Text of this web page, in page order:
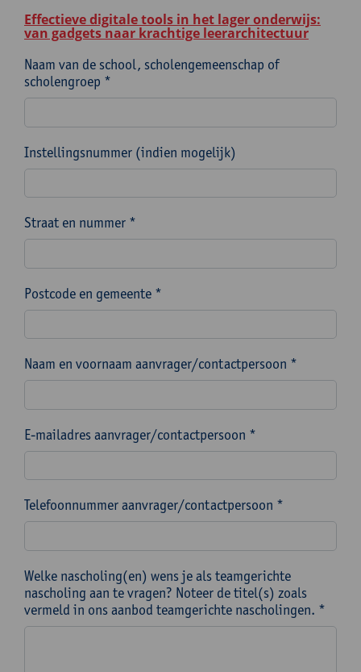
Effectieve digitale tools in het lager onderwijs:
van gadgets naar krachtige leerarchitectuur
Naam van de school, scholengemeenschap of
scholengroep *
Instellingsnummer (indien mogelijk)
Straat en nummer *
Postcode en gemeente *
Naam en voornaam aanvrager/contactpersoon *
E-mailadres aanvrager/contactpersoon *
Telefoonnummer aanvrager/contactpersoon *
Welke nascholing(en) wens je als teamgerichte
nascholing aan te vragen? Noteer de titel(s) zoals
vermeld in ons aanbod teamgerichte nascholingen. *